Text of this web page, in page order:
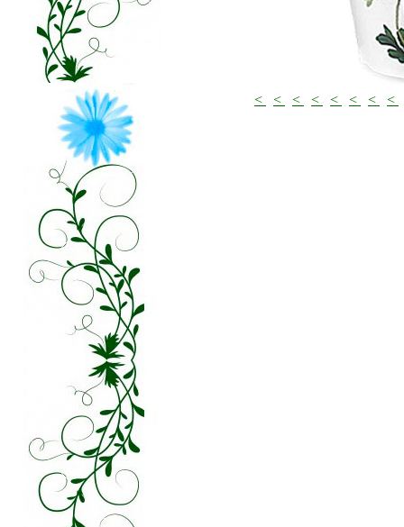
< < < < < < < <